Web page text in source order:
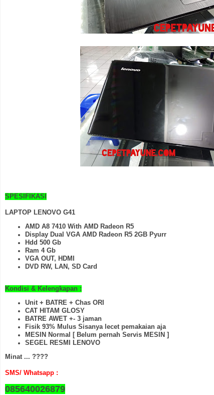
SPESIFIKASI
LAPTOP LENOVO G41
AMD A8 7410 With AMD Radeon R5
Display Dual VGA AMD Radeon R5 2GB Pyurr
Hdd 500 Gb
Ram 4 Gb
VGA OUT, HDMI
DVD RW, LAN, SD Card
Kondisi & Kelengkapan :
Unit + BATRE + Chas ORI
CAT HITAM GLOSY
BATRE AWET +- 3 jaman
Fisik 93% Mulus Sisanya lecet pemakaian aja
MESIN Normal [ Belum pernah Servis MESIN ]
SEGEL RESMI LENOVO
Minat ... ????
SMS/ Whatsapp :
085640026879